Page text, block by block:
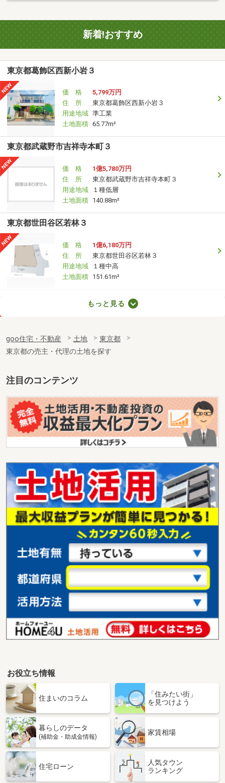
新着!おすすめ
東京都葛飾区西新小岩３
価 格
5,799万円
住 所
東京都葛飾区西新小岩３
用途地域 準工業
土地面積 65.77m²
東京都武蔵野市吉祥寺本町３
価 格
1億5,780万円
住 所
東京都武蔵野市吉祥寺本町３
用途地域
１種低層
土地面積 140.88m²
東京都世田谷区若林３
価 格
1億6,180万円
住 所
東京都世田谷区若林３
用途地域
１種中高
土地面積 151.61m²
東京都千代田区外神田６
用途地域
商業地域
土地面積 33.05m²
東京都練馬区春日町２丁目
価 格
2,780万円
住 所
東京都練馬区春日町２丁目
用途地域 １種低層
土地面積 54.59m²
価 格
1億9,800万円
住 所
東京都葛飾区青戸８
用途地域 準工業
土地面積 257.15m²
東京都葛飾区東立石１
価 格
3,799万円
住 所
東京都葛飾区東立石１
用途地域 工業地域
東京都西東京市芝久保町３
1億1,150万円
住 所
東京都西東京市芝久保町３
東京都葛飾区青戸７
価 格
5,480万円
住 所
東京都葛飾区青戸７
用途地域
１種住居
土地面積 83.45m²
東京都墨田区東向島１
6,800万円
もっと見る
goo住宅・不動産 土地
東京都
東京都の売主・代理の土地を探す
注目のコンテンツ
お役立ち情報
住まいのコラム
「住みたい街」
を見つけよう
暮らしのデータ
(補助金・助成金情報)
家賃相場
住宅ローン
人気タウン
ランキング